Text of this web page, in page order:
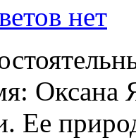
нет
Оксана
Ее